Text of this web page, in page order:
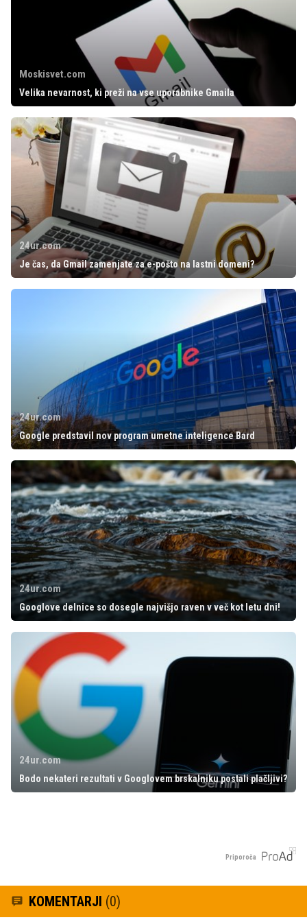
Moskisvet.com
Velika nevarnost, ki preži na vse uporabnike Gmaila
24ur.com
Je čas, da Gmail zamenjate za e-pošto na lastni domeni?
24ur.com
Google predstavil nov program umetne inteligence Bard
24ur.com
Googlove delnice so dosegle najvišjo raven v več kot letu dni!
24ur.com
Bodo nekateri rezultati v Googlovem brskalniku postali plačljivi?
Priporoča
KOMENTARJI (0)